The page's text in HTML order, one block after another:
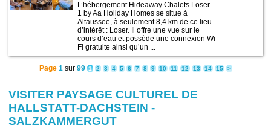
L’hébergement Hideaway Chalets Loser -
1 by Aa Holiday Homes se situe à
Altaussee, à seulement 8,4 km de ce lieu
d’intérêt : Loser. Il offre une vue sur le
cours d’eau et possède une connexion Wi-
Fi gratuite ainsi qu’un ...
Page 1 sur 99 1 2 3 4 5 6 7 8 9 10 11 12 13 14 15 >
VISITER PAYSAGE CULTUREL DE
HALLSTATT-DACHSTEIN -
SALZKAMMERGUT